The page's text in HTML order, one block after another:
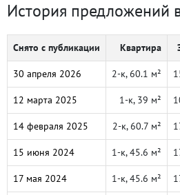
История предложений
Снято с публикации Квартира
30 апреля 2026 2-к, 60.1 м²
12 марта 2025 1-к, 39 м²
14 февраля 2025 2-к, 60.7 м²
15 июня 2024 1-к, 45.6 м²
17 мая 2024 1-к, 45.6 м²